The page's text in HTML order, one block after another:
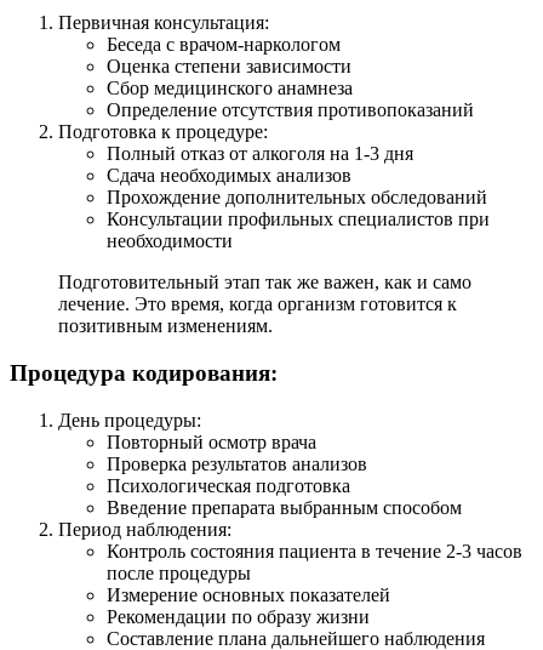
Первичная консультация:
Беседа с врачом-наркологом
Оценка степени зависимости
Сбор медицинского анамнеза
Определение отсутствия противопоказаний
Подготовка к процедуре:
Полный отказ от алкоголя на 1-3 дня
Сдача необходимых анализов
Прохождение дополнительных обследований
Консультации профильных специалистов при
необходимости
Подготовительный этап так же важен, как и само
лечение. Это время, когда организм готовится к
позитивным изменениям.
Процедура кодирования:
День процедуры:
Повторный осмотр врача
Проверка результатов анализов
Психологическая подготовка
Введение препарата выбранным способом
Период наблюдения:
Контроль состояния пациента в течение 2-3 часов
после процедуры
Измерение основных показателей
Рекомендации по образу жизни
Составление плана дальнейшего наблюдения